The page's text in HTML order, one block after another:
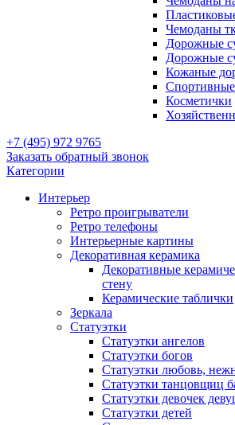
Чемоданы
Дорожные
Дорожные
Кожаные
Косметички
+7 (495) 972 9765
Заказать обратный звонок
Категории
Интерьер
Ретро проигрыватели
Ретро телефоны
Интерьерные картины
Декоративная керамика
Декоративные
стену
Керамические таблички
Зеркала
Статуэтки
Статуэтки ангелов
Статуэтки богов
Статуэтки любовь,
Статуэтки танцовщиц
Статуэтки девочек
Статуэтки детей